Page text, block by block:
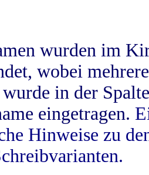
wurden im
wobei
in der
eingetragen.
Hinweise zu